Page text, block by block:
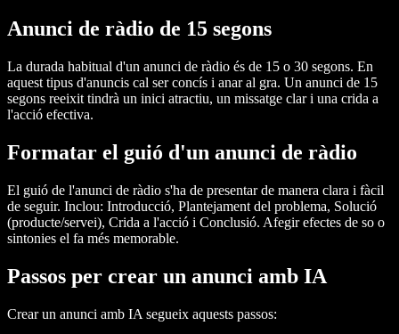
Anunci de ràdio de 15 segons
La durada habitual d'un anunci de ràdio és de 15 o 30 segons. En
aquest tipus d'anuncis cal ser concís i anar al gra. Un anunci de 15
segons reeixit tindrà un inici atractiu, un missatge clar i una crida a
l'acció efectiva.
Formatar el guió d'un anunci de ràdio
El guió de l'anunci de ràdio s'ha de presentar de manera clara i fàcil
de seguir. Inclou: Introducció, Plantejament del problema, Solució
(producte/servei), Crida a l'acció i Conclusió. Afegir efectes de so o
sintonies el fa més memorable.
Passos per crear un anunci amb IA
Crear un anunci amb IA segueix aquests passos: